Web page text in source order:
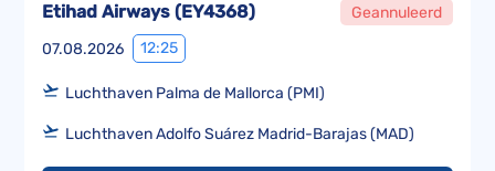
07.08.2026 12:25
Etihad Airways (EY4368) Geannuleerd
Luchthaven Palma de Mallorca (PMI)
Luchthaven Adolfo Suárez Madrid-Barajas (MAD)